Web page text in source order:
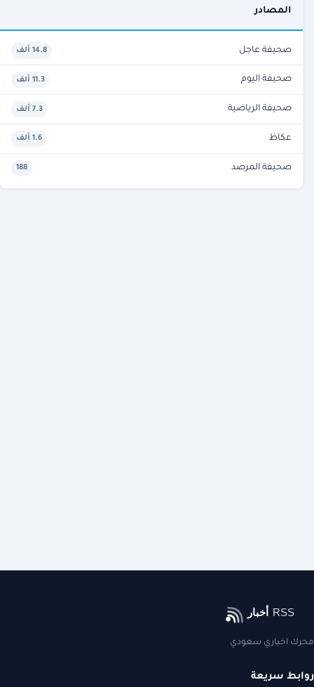
المصادر
صحيفة عاجل 14.8 ألف
صحيفة اليوم 11.3 ألف
صحيفة الرياضية 7.3 ألف
عكاظ 1.6 ألف
صحيفة المرصد 188
محرك اخباري سعودي
روابط سريعة